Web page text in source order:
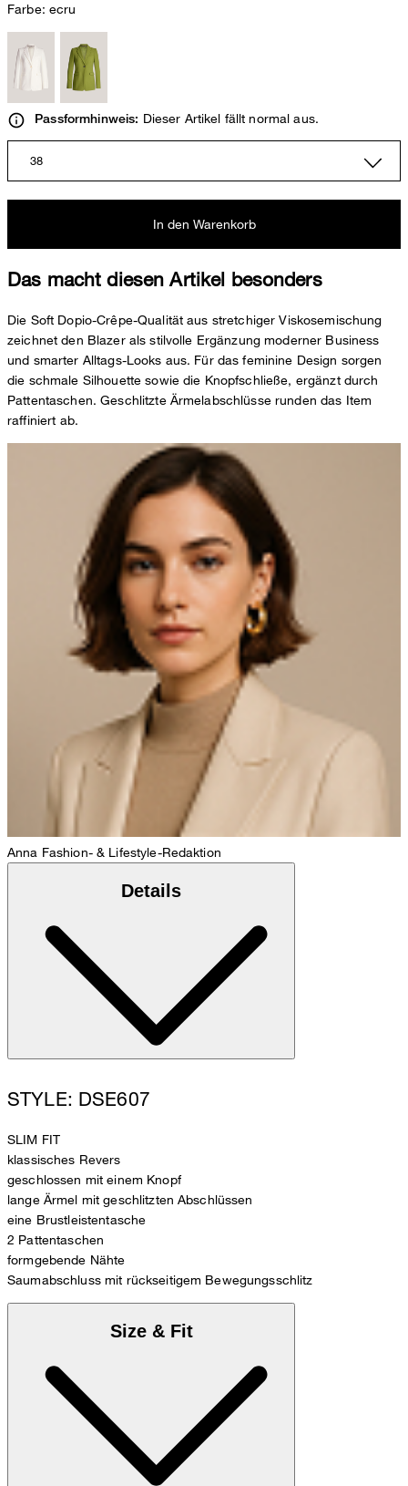
Farbe: ecru
Passformhinweis: Dieser Artikel fällt normal aus.
38
In den Warenkorb
Das macht diesen Artikel besonders
Die Soft Dopio-Crêpe-Qualität aus stretchiger Viskosemischung
zeichnet den Blazer als stilvolle Ergänzung moderner Business
und smarter Alltags-Looks aus. Für das feminine Design sorgen
die schmale Silhouette sowie die Knopfschließe, ergänzt durch
Pattentaschen. Geschlitzte Ärmelabschlüsse runden das Item
raffiniert ab.
Anna Fashion- & Lifestyle-Redaktion
Details
STYLE: DSE607
SLIM FIT
klassisches Revers
geschlossen mit einem Knopf
lange Ärmel mit geschlitzten Abschlüssen
eine Brustleistentasche
2 Pattentaschen
formgebende Nähte
Saumabschluss mit rückseitigem Bewegungsschlitz
Size & Fit